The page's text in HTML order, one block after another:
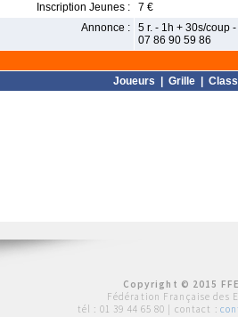
Inscription Jeunes :
7 €
Annonce :
5 r. - 1h + 30s/coup
07 86 90 59 86
Joueurs Grille
Copyright © 2015
Fédération Française des
tél : 01 39 44 65 80 | contact :